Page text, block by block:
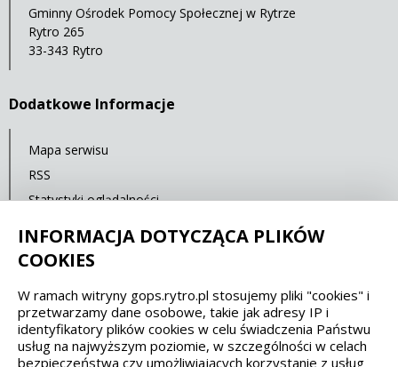
Gminny Ośrodek Pomocy Społecznej w Rytrze
Rytro 265
33-343 Rytro
Dodatkowe Informacje
Mapa serwisu
RSS
Statystyki oglądalności
Spełniamy standardy dostępności oraz W3C
WCAG 2.1 SECTION 508 EAA/EN 301549
INFORMACJA DOTYCZĄCA PLIKÓW
COOKIES
W ramach witryny gops.rytro.pl stosujemy pliki "cookies" i
przetwarzamy dane osobowe, takie jak adresy IP i
identyfikatory plików cookies w celu świadczenia Państwu
usług na najwyższym poziomie, w szczególności w celach
bezpieczeństwa czy umożliwiających korzystanie z usług